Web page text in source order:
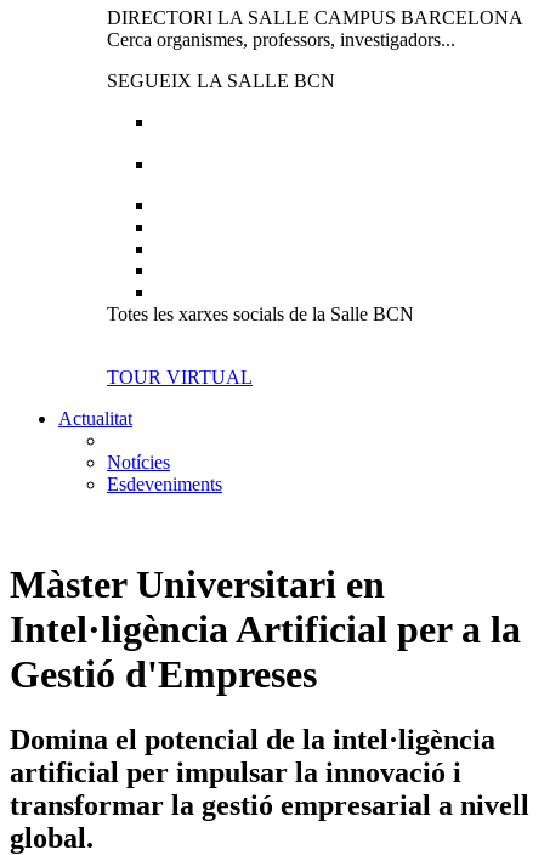
DIRECTORI LA SALLE CAMPUS BARCELONA
Cerca organismes, professors, investigadors...
SEGUEIX LA SALLE BCN
Totes les xarxes socials de la Salle BCN
TOUR VIRTUAL
Actualitat
Notícies
Esdeveniments
Màster Universitari en
Intel·ligència Artificial per a la
Gestió d'Empreses
Domina el potencial de la intel·ligència
artificial per impulsar la innovació i
transformar la gestió empresarial a nivell
global.